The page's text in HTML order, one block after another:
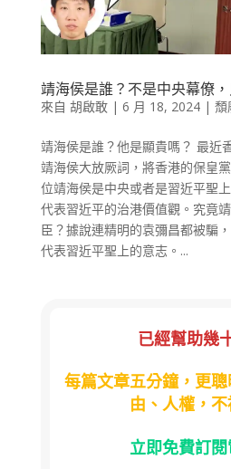
靖海侯是誰？不是中央幕僚
來自 胡啟敢| 6 月 18, 2024| 頹
靖海侯是誰？他是顯貴嗎？ 最近
靖海侯大放厥詞，將香港的保皇
位靖海侯是中央或者是習近平聖
代表習近平的治港價值觀。究竟
臣？據說連精明的袁彌昌都被騙
代表習近平聖上的意志。...
已經幫助幾
每篇文章五分鐘，更聰
由、人權，
立即免費訂